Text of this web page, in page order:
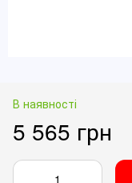
В наявності
5 565 грн